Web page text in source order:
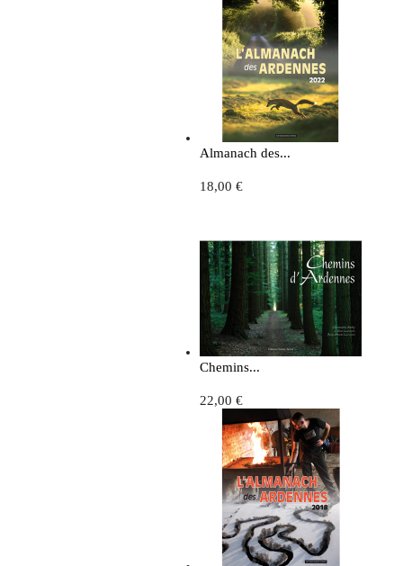
Almanach des...
18,00 €
Chemins...
22,00 €